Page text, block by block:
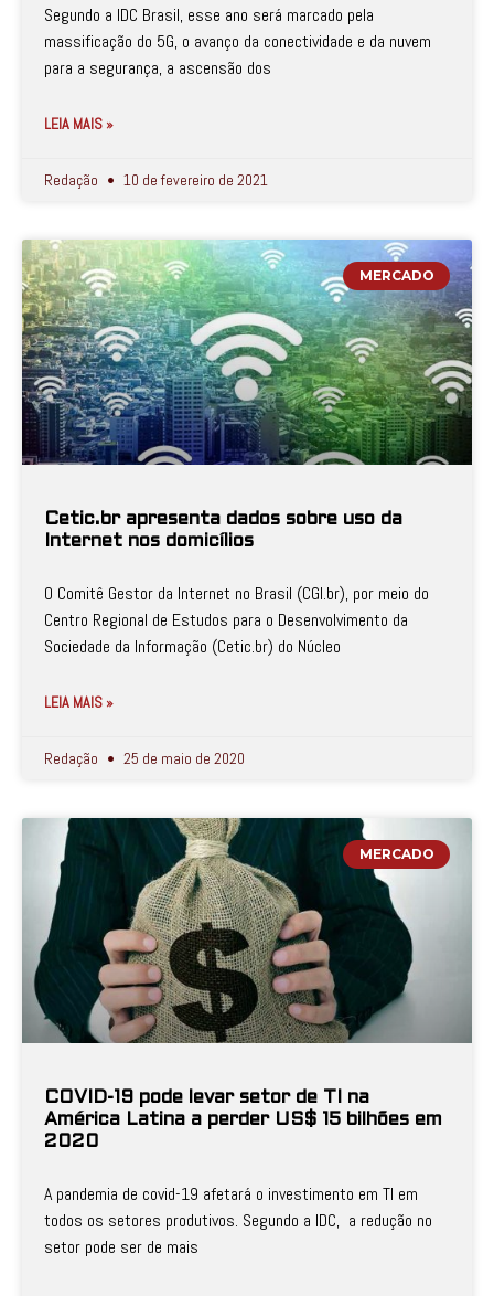
Segundo a IDC Brasil, esse ano será marcado pela
massificação do 5G, o avanço da conectividade e da nuvem
para a segurança, a ascensão dos
LEIA MAIS »
Redação 10 de fevereiro de 2021
MERCADO
Cetic.br apresenta dados sobre uso da
Internet nos domicílios
O Comitê Gestor da Internet no Brasil (CGI.br), por meio do
Centro Regional de Estudos para o Desenvolvimento da
Sociedade da Informação (Cetic.br) do Núcleo
LEIA MAIS »
Redação 25 de maio de 2020
MERCADO
COVID-19 pode levar setor de TI na
América Latina a perder US$ 15 bilhões em
2020
A pandemia de covid-19 afetará o investimento em TI em
todos os setores produtivos. Segundo a IDC, a redução no
setor pode ser de mais